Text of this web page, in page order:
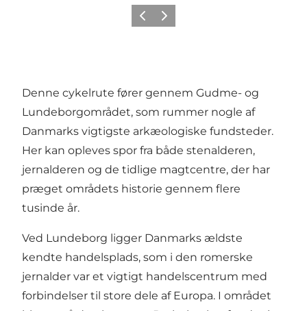
Forrige billede
Næste billede
Denne cykelrute fører gennem Gudme- og
Lundeborgområdet, som rummer nogle af
Danmarks vigtigste arkæologiske fundsteder.
Her kan opleves spor fra både stenalderen,
jernalderen og de tidlige magtcentre, der har
præget områdets historie gennem flere
tusinde år.
Ved Lundeborg ligger Danmarks ældste
kendte handelsplads, som i den romerske
jernalder var et vigtigt handelscentrum med
forbindelser til store dele af Europa. I området